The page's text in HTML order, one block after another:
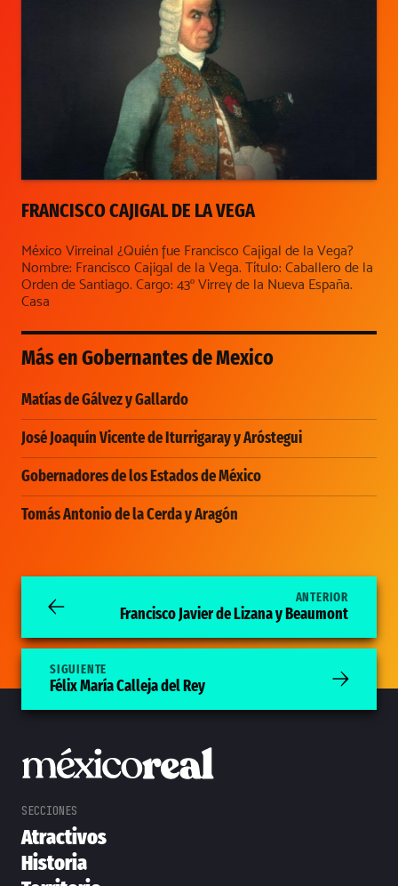
FRANCISCO CAJIGAL DE LA VEGA
México Virreinal ¿Quién fue Francisco Cajigal de la Vega?
Nombre: Francisco Cajigal de la Vega. Título: Caballero de la
Orden de Santiago. Cargo: 43º Virrey de la Nueva España.
Casa
Más enGobernantes de Mexico
Matías de Gálvez y Gallardo
José Joaquín Vicente de Iturrigaray y Aróstegui
Gobernadores de los Estados de México
Tomás Antonio de la Cerda y Aragón
ANTERIOR
Francisco Javier de Lizana y Beaumont
SIGUIENTE
Félix María Calleja del Rey
Atractivos
Historia